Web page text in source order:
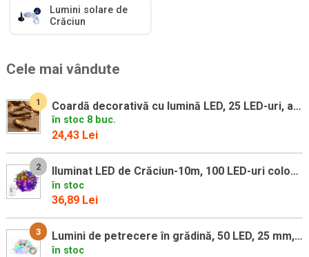
Lumini solare de
Crăciun
Cele mai vândute
1 Coardă decorativă cu lumină LED, 25 LED-uri, alb cald
în stoc 8 buc.
24,43 Lei
2 Iluminat LED de Crăciun-10m, 100 LED-uri colorate,pe baterii
în stoc
36,89 Lei
3 Lumini de petrecere în grădină, 50 LED, 25 mm, culori pastel
în stoc